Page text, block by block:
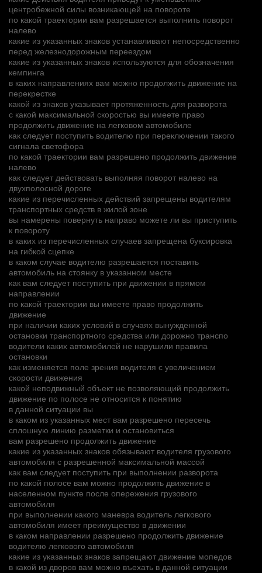
центробежной силы возникающей на повороте
по какой траектории вам разрешается выполнить поворот
налево
какие из указанных знаков устанавливают непосредственно
перед железнодорожным переездом
какие из указанных знаков используются для обозначения
кемпинга
в каких направлениях вам можно продолжить движение на
перекрестке
какой из знаков указывает протяженность для разворота
с какой максимальной скоростью вы имеете право
продолжить движение на легковом автомобиле
как следует поступить водителю при переключении такого
сигнала светофора
по какой траектории вам разрешено продолжить движение
налево
как следует действовать выполняя поворот налево на
двухполосной дороге
какие из перечисленных действий запрещены водителям
транспортных средств в жилой зоне
вы намерены повернуть направо можете ли вы приступить
к повороту
в каких из перечисленных случаев запрещена буксировка
на гибкой сцепке
в каком случае водителю разрешается поставить
автомобиль на стоянку в указанном месте
как вам следует поступить при движении в прямом
направлении
по какой траектории вы имеете право продолжить
движение
при наличии каких условий в случаях вынужденной
остановки транспортного средства или дорожно транспо
водители каких автомобилей не нарушили правила
остановки
как изменяется поле зрения водителя с увеличением
скорости движения
какой неподвижный объект не позволяющий продолжить
движение по полосе не относится к понятию
в данной ситуации вы
в каком из указанных мест вам разрешено пересечь
сплошную линию разметки и остановиться
вам разрешено продолжить движение
какие из указанных знаков обязывают водителя грузового
автомобиля с разрешенной максимальной массой
как вам следует поступить при выполнении разворота
по какой полосе вам можно продолжить движение в
населенном пункте после опережения грузового
автомобиля
при выполнении какого маневра водитель легкового
автомобиля имеет преимущество в движении
в каком направлении разрешено продолжить движение
водителю легкового автомобиля
какие из указанных знаков запрещают движение мопедов
в какой из дворов вам можно въехать в данной ситуации